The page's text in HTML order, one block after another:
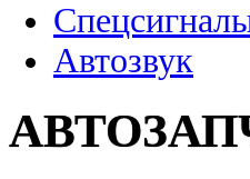
Автозвук